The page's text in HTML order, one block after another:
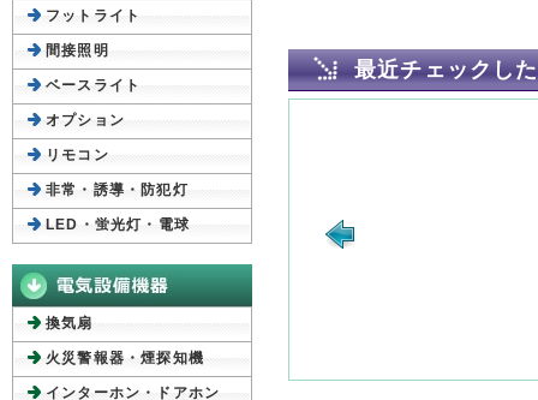
最近チェックし
フットライト
間接照明
ベースライト
オプション
リモコン
非常・誘導・防犯灯
LED・蛍光灯・電球
換気扇
火災警報器・煙探知機
インターホン・ドアホン